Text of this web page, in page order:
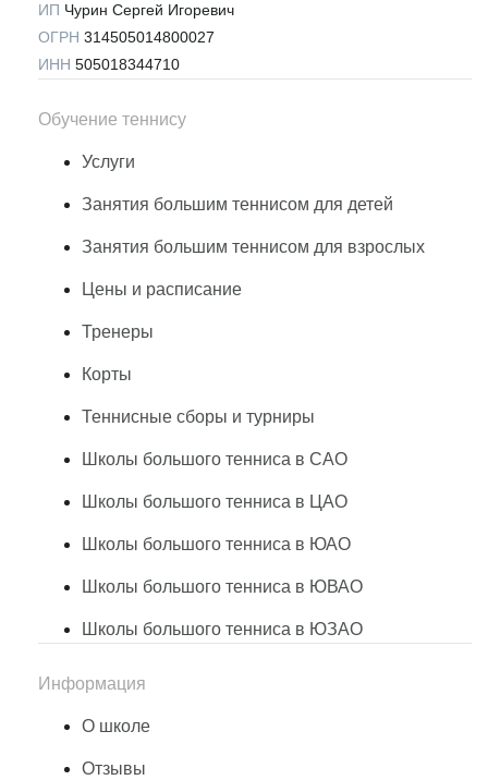
ИП Чурин Сергей Игоревич
ОГРН 314505014800027
ИНН 505018344710
Обучение теннису
Услуги
Занятия большим теннисом для детей
Занятия большим теннисом для взрослых
Цены и расписание
Тренеры
Корты
Теннисные сборы и турниры
Школы большого тенниса в САО
Школы большого тенниса в ЦАО
Школы большого тенниса в ЮАО
Школы большого тенниса в ЮВАО
Школы большого тенниса в ЮЗАО
Информация
О школе
Отзывы